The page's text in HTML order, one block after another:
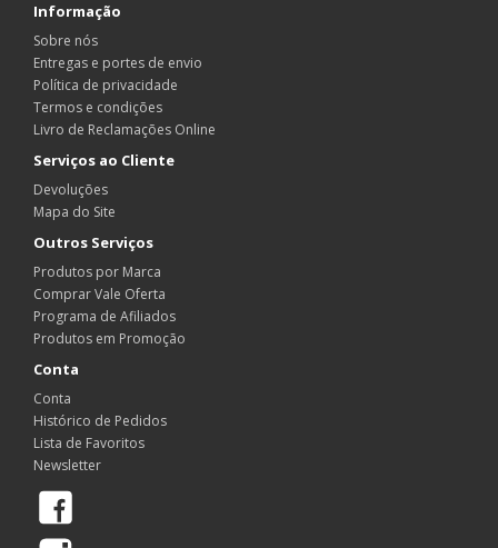
Informação
Sobre nós
Entregas e portes de envio
Política de privacidade
Termos e condições
Livro de Reclamações Online
Serviços ao Cliente
Devoluções
Mapa do Site
Outros Serviços
Produtos por Marca
Comprar Vale Oferta
Programa de Afiliados
Produtos em Promoção
Conta
Conta
Histórico de Pedidos
Lista de Favoritos
Newsletter